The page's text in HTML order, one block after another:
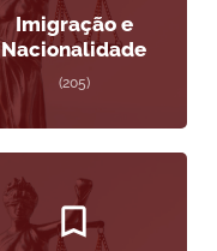
Imigração e
Nacionalidade
(205)